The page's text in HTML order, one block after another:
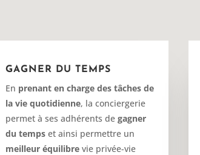
GAGNER DU TEMPS
En prenant en charge des tâches de
la vie quotidienne, la conciergerie
permet à ses adhérents de gagner
du tempset ainsi permettre un
meilleur équilibrevie privée-vie